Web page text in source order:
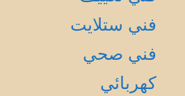
فني ستلايت
فني صحي
كهربائي